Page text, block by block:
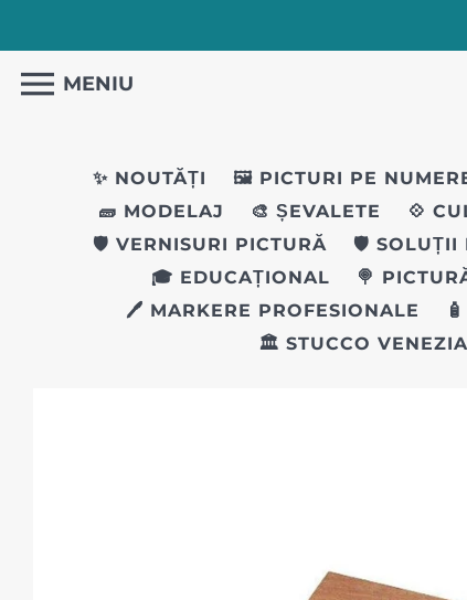
MENIU
✨ NOUTĂȚI 🖼️ PICTURI PE
🧱 MODELAJ
🎨 ȘEVALETE 💠
🛡️ VERNISURI PICTURĂ
🛡️ SOLUȚII
🎓 EDUCAȚIONAL
🍭
🖊 MARKERE PROFESIONALE
🏛️ STUCCO